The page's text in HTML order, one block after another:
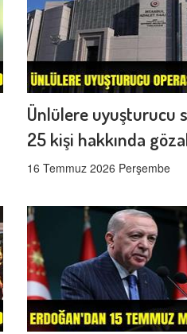
Ünlülere uyuşturucu
25 kişi hakkında
16 Temmuz 2026 Perşembe